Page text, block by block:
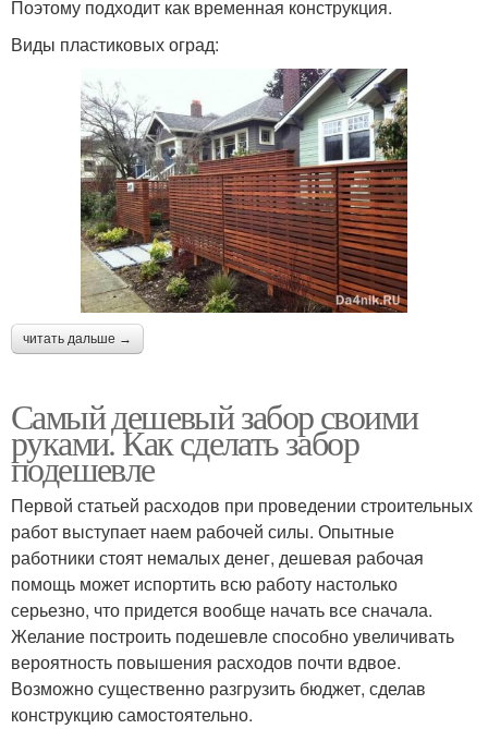
Поэтому подходит как временная конструкция.
Виды пластиковых оград:
читать дальше →
Самый дешевый забор своими
руками. Как сделать забор
подешевле
Первой статьей расходов при проведении строительных
работ выступает наем рабочей силы. Опытные
работники стоят немалых денег, дешевая рабочая
помощь может испортить всю работу настолько
серьезно, что придется вообще начать все сначала.
Желание построить подешевле способно увеличивать
вероятность повышения расходов почти вдвое.
Возможно существенно разгрузить бюджет, сделав
конструкцию самостоятельно.